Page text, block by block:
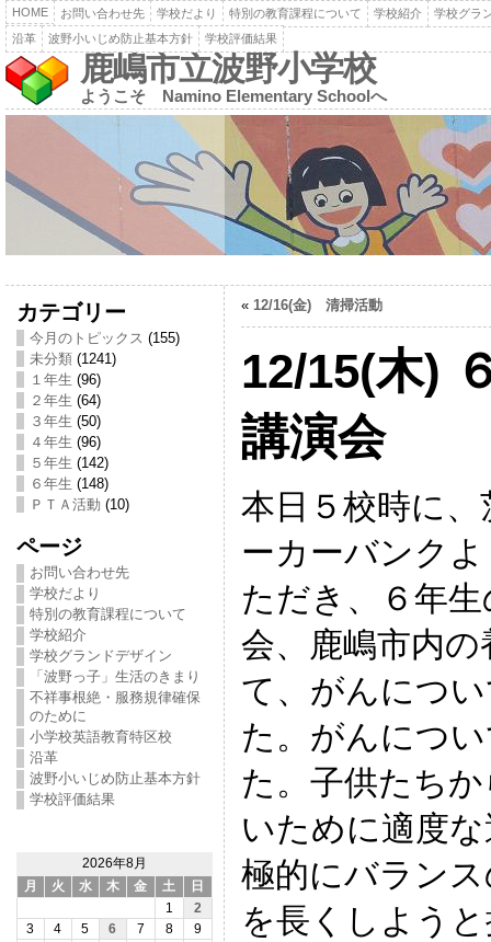
HOME お問い合わせ先 学校だより 特別の教育課程について 学校紹介
学校グラ
沿革
波野小いじめ防止基本方針 学校評価結果
鹿嶋市立波野小学校
ようこそ Namino Elementary Schoolへ
カテゴリー
今月のトピックス (155)
未分類(1241)
１年生 (96)
２年生 (64)
３年生 (50)
４年生 (96)
５年生 (142)
６年生 (148)
ＰＴＡ活動 (10)
ページ
お問い合わせ先
学校だより
特別の教育課程について
学校紹介
学校グランドデザイン
「波野っ子」生活のきまり
不祥事根絶・服務規律確保
のために
小学校英語教育特区校
沿革
波野小いじめ防止基本方針
学校評価結果
2026年8月
月
火 水 木 金 土 日
1
2
3
4 5 6 7 8
9
« 12/16(金) 清掃活動
12/15(木)
講演会
本日５校時に
ーカーバンク
ただき、６年
会、鹿嶋市内
て、がんにつ
た。がんにつ
た。子供たち
いために適度
極的にバラン
を長くしよう